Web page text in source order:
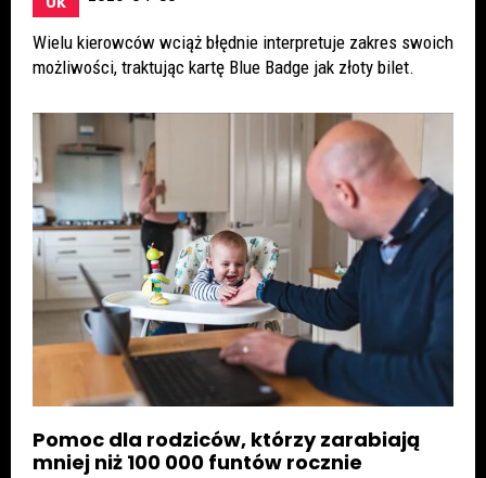
Wielu kierowców wciąż błędnie interpretuje zakres swoich
możliwości, traktując kartę Blue Badge jak złoty bilet.
Pomoc dla rodziców, którzy zarabiają
mniej niż 100 000 funtów rocznie